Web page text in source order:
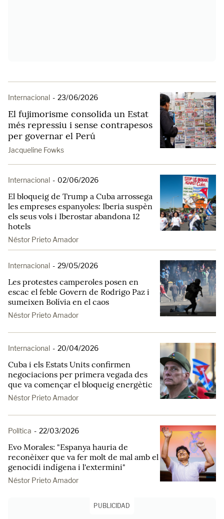
Internacional - 23/06/2026
El fujimorisme consolida un Estat
més repressiu i sense contrapesos
per governar el Perú
Jacqueline Fowks
Internacional - 02/06/2026
El bloqueig de Trump a Cuba arrossega
les empreses espanyoles: Iberia suspèn
els seus vols i Iberostar abandona 12
hotels
Néstor Prieto Amador
Internacional - 29/05/2026
Les protestes camperoles posen en
escac el feble Govern de Rodrigo Paz i
sumeixen Bolívia en el caos
Néstor Prieto Amador
Internacional - 20/04/2026
Cuba i els Estats Units confirmen
negociacions per primera vegada des
que va començar el bloqueig energètic
Néstor Prieto Amador
Política - 22/03/2026
Evo Morales: "Espanya hauria de
reconèixer que va fer molt de mal amb el
genocidi indígena i l'extermini"
Néstor Prieto Amador
PUBLICIDAD